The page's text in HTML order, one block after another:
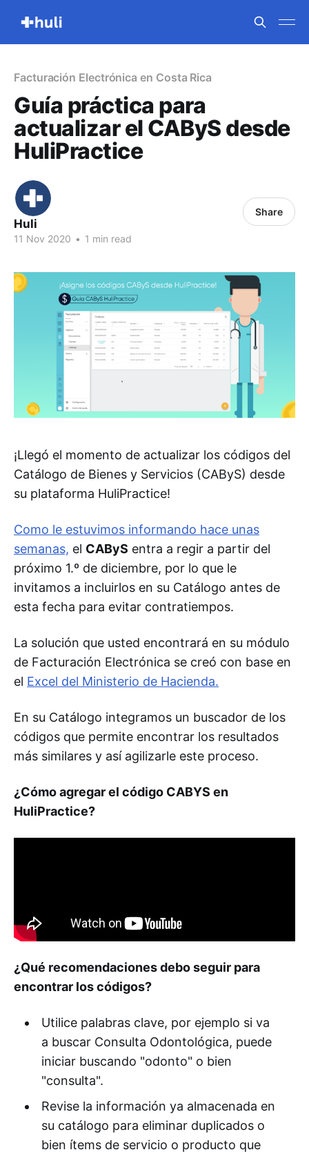
Facturación Electrónica en Costa Rica
Guía práctica para
actualizar el CAByS desde
HuliPractice
Huli
11 Nov 2020 • 1 min read
Share
¡Llegó el momento de actualizar los códigos del
Catálogo de Bienes y Servicios (CAByS) desde
su plataforma HuliPractice!
Como le estuvimos informando hace unas
semanas, el CAByS entra a regir a partir del
próximo 1.º de diciembre, por lo que le
invitamos a incluirlos en su Catálogo antes de
esta fecha para evitar contratiempos.
La solución que usted encontrará en su módulo
de Facturación Electrónica se creó con base en
el Excel del Ministerio de Hacienda.
En su Catálogo integramos un buscador de los
códigos que permite encontrar los resultados
más similares y así agilizarle este proceso.
¿Cómo agregar el código CABYS en
HuliPractice?
¿Qué recomendaciones debo seguir para
encontrar los códigos?
Utilice palabras clave, por ejemplo si va
a buscar Consulta Odontológica, puede
iniciar buscando "odonto" o bien
"consulta".
Revise la información ya almacenada en
su catálogo para eliminar duplicados o
bien ítems de servicio o producto que